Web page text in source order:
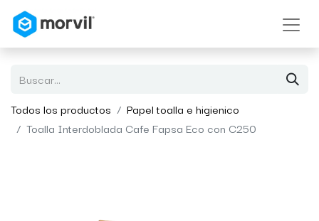
Todos los productos
Papel toalla e higienico
Toalla Interdoblada Cafe Fapsa Eco con C250